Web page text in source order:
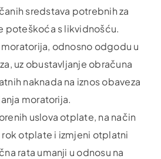
sredstava potrebnih za
poteškoća s likvidnošću.
odnosno odgodu u
uz obustavljanje obračuna
naknada na iznos obaveza
moratorija.
uslova otplate, na način
rok otplate i izmjeni otplatni
rata umanji u odnosu na